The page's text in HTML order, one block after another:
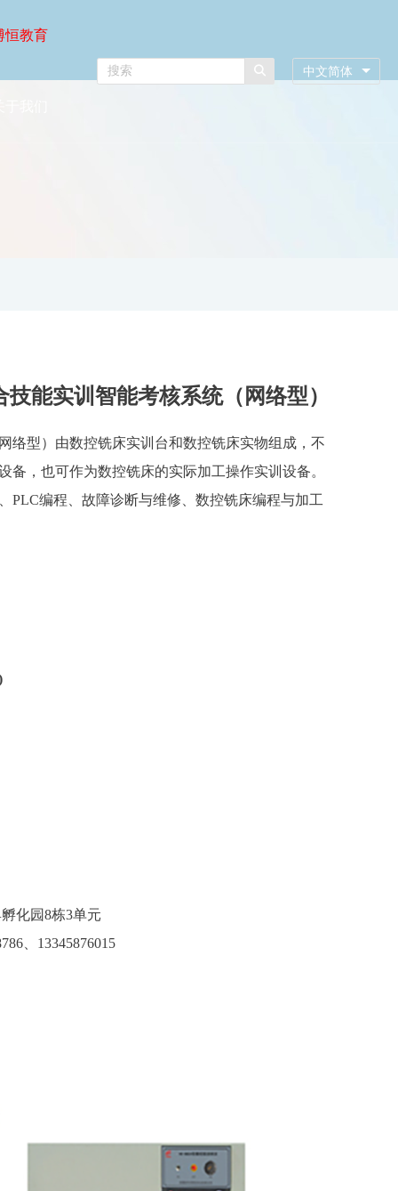
恒教育
中文简体
能实训智能考核系统（网络型）
络型）由数控铣床实训台和数控铣床实物组成，不
备，也可作为数控铣床的实际加工操作实训设备。
PLC编程、故障诊断与维修、数控铣床编程与加工
化园8栋3单元
、13345876015